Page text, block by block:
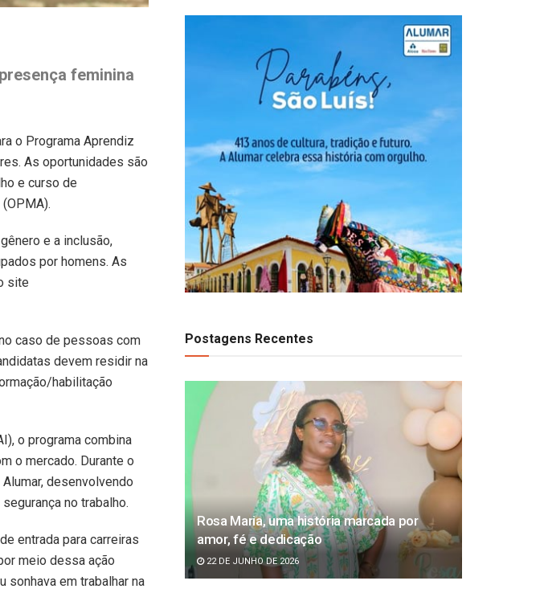
feminina
o Programa Aprendiz
As oportunidades são
e curso de
e a inclusão,
por homens. As
site
caso de pessoas com
devem residir na
habilitação
o programa combina
o mercado. Durante o
desenvolvendo
no trabalho.
entrada para carreiras
meio dessa ação
sonhava em trabalhar na
Postagens Recentes
Rosa Maria, uma história marcada por
amor, fé e dedicação
22 DE JUNHO DE 2026